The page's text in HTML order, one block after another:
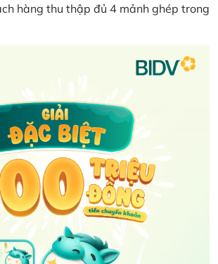
hàng thu thập đủ 4 mảnh ghép trong